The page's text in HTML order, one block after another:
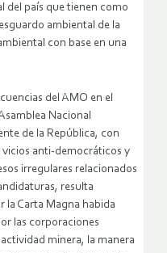
del país que tienen como
ambiental de la
con base en una
del AMO en el
Nacional
de la República, con
vicios anti-democráticos y
irregulares relacionados
resulta
la Carta Magna habida
las corporaciones
minera, la manera